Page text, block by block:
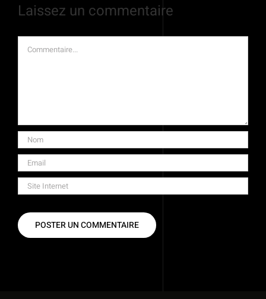
Laissez un commentaire
Commentaire